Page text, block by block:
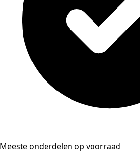
Meeste onderdelen op voorraad